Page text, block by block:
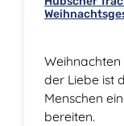
der Liebe ist
Menschen
bereiten.